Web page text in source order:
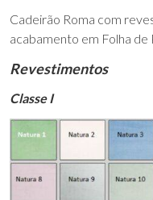
Cadeirão Roma com
acabamento em Folha de
Revestimentos
Classe I